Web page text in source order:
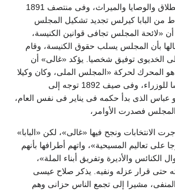
والانفصال الجسدى والطلاق والوصايا والميراث، وفى منتصف 1891
البابا كيرلس تجديد تشكيل المجلس
المجلس تجافى قوانين الكنيسة،
بأن المجلس يسلب حقوق الكنيسة، وقام
الخديوى توفيق شخصيا. يؤكد «غالى» أن
لحركة «المجلس الملى، وكان وكيلا
للوزارة ثم وزيرا فرئيسا للوزراء، وفى صيف 1892 توجه إلى
عباس الذى بدأ حكمه فى يناير فى نفس العام،
فصدرت الأوامر،
ونجح فيها «غالى»، لكن «البابا»
تعاليم المسيحية»، واتهم أطرافها بأنهم
والأديرة وتفريق أبناء الملة»،
قرار عزله ونفيه. يذكر صلاح عيسى
مشيرا إلى تجمع الناس حزانى وهم